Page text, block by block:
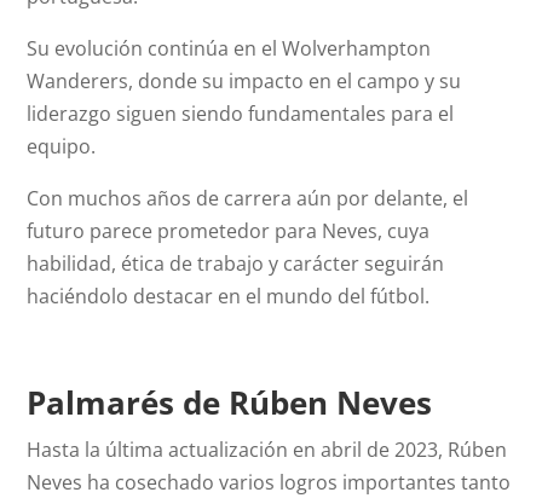
Su evolución continúa en el Wolverhampton
Wanderers, donde su impacto en el campo y su
liderazgo siguen siendo fundamentales para el
equipo.
Con muchos años de carrera aún por delante, el
futuro parece prometedor para Neves, cuya
habilidad, ética de trabajo y carácter seguirán
haciéndolo destacar en el mundo del fútbol.
Palmarés de Rúben Neves
Hasta la última actualización en abril de 2023, Rúben
Neves ha cosechado varios logros importantes tanto